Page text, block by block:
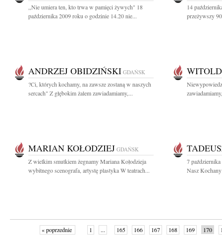
,,Nie umiera ten, kto trwa w pamięci żywych" 18
października 2009 roku o godzinie 14.20 nie...
14
przeżywszy
ANDRZEJ OBIDZIŃSKI GDAŃSK
?Ci, których kochamy, na zawsze zostaną w naszych
sercach" Z głębokim żalem zawiadamiamy,...
MARIAN KOŁODZIEJ GDAŃSK
Z wielkim smutkiem żegnamy Mariana Kołodzieja
wybitnego scenografa, artystę plastyka W teatrach...
7
Nasz
« poprzednie 1 ... 165 166 167 168 169 170